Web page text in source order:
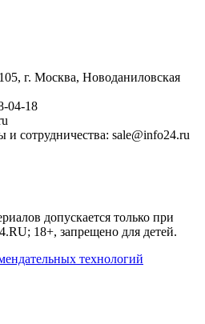
г. Москва, Новоданиловская
04-18
сотрудничества: sale@info24.ru
допускается только при
18+, запрещено для детей.
технологий